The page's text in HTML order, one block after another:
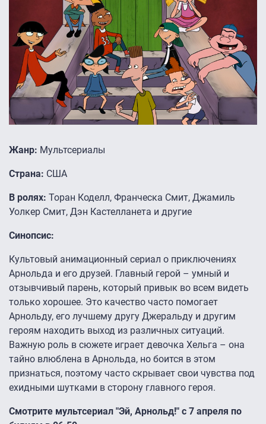
Жанр: Мультсериалы
Страна: США
В ролях: Торан Коделл, Франческа Смит, Джамиль
Уолкер Смит, Дэн Кастелланета и другие
Синопсис:
Культовый анимационный сериал о приключениях
Арнольда и его друзей. Главный герой – умный и
отзывчивый парень, который привык во всем видеть
только хорошее. Это качество часто помогает
Арнольду, его лучшему другу Джеральду и другим
героям находить выход из различных ситуаций.
Важную роль в сюжете играет девочка Хельга – она
тайно влюблена в Арнольда, но боится в этом
признаться, поэтому часто скрывает свои чувства под
ехидными шутками в сторону главного героя.
Смотрите мультсериал "Эй, Арнольд!" с 7 апреля по